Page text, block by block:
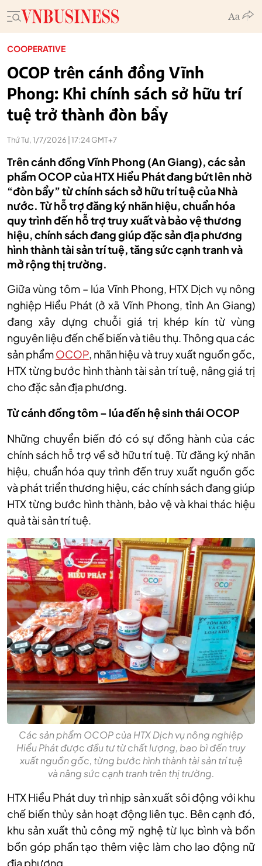
COOPERATIVE
OCOP trên cánh đồng Vĩnh
Phong: Khi chính sách sở hữu trí
tuệ trở thành đòn bẩy
Thứ Tư, 1/7/2026 | 17:24 GMT+7
Trên cánh đồng Vĩnh Phong (An Giang), các sản
phẩm OCOP của HTX Hiểu Phát đang bứt lên nhờ
“đòn bẩy” từ chính sách sở hữu trí tuệ của Nhà
nước. Từ hỗ trợ đăng ký nhãn hiệu, chuẩn hóa
quy trình đến hỗ trợ truy xuất và bảo vệ thương
hiệu, chính sách đang giúp đặc sản địa phương
hình thành tài sản trí tuệ, tăng sức cạnh tranh và
mở rộng thị trường.
Giữa vùng tôm – lúa Vĩnh Phong, HTX Dịch vụ nông
nghiệp Hiểu Phát (ở xã Vĩnh Phong, tỉnh An Giang)
đang xây dựng chuỗi giá trị khép kín từ vùng
nguyên liệu đến chế biến và tiêu thụ. Thông qua các
sản phẩmOCOP, nhãn hiệu và truy xuất nguồn gốc,
HTX từng bước hình thành tài sản trí tuệ, nâng giá trị
cho đặc sản địa phương.
Từ cánh đồng tôm – lúa đến hệ sinh thái OCOP
Những chuyển biến đó có sự đồng hành của các
chính sách hỗ trợ về sở hữu trí tuệ. Từ đăng ký nhãn
hiệu, chuẩn hóa quy trình đến truy xuất nguồn gốc
và phát triển thương hiệu, các chính sách đang giúp
HTX từng bước hình thành, bảo vệ và khai thác hiệu
quả tài sản trí tuệ.
Các sản phẩm OCOP của HTX Dịch vụ nông nghiệp
Hiểu Phát được đầu tư từ chất lượng, bao bì đến truy
xuất nguồn gốc, từng bước hình thành tài sản trí tuệ
và nâng sức cạnh tranh trên thị trường.
HTX Hiểu Phát duy trì nhịp sản xuất sôi động với khu
chế biến thủy sản hoạt động liên tục. Bên cạnh đó,
khu sản xuất thủ công mỹ nghệ từ lục bình và bồn
bồn góp phần tạo thêm việc làm cho lao động nữ
địa phương.